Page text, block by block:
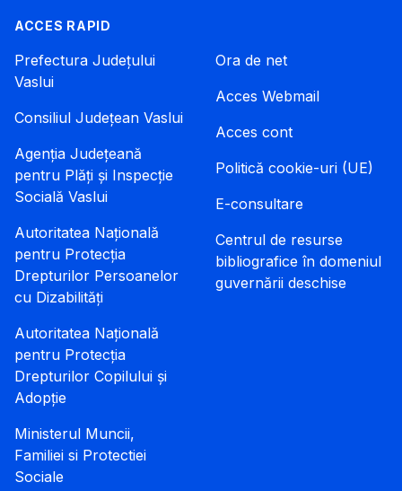
ACCES RAPID
Prefectura Județului
Vaslui
Consiliul Județean Vaslui
Agenția Județeană
pentru Plăți și Inspecție
Socială Vaslui
Autoritatea Națională
pentru Protecția
Drepturilor Persoanelor
cu Dizabilități
Autoritatea Națională
pentru Protecția
Drepturilor Copilului și
Adopție
Ministerul Muncii,
Familiei si Protectiei
Sociale
Ora de net
Acces Webmail
Acces cont
Politică cookie-uri (UE)
E-consultare
Centrul de resurse
bibliografice în domeniul
guvernării deschise